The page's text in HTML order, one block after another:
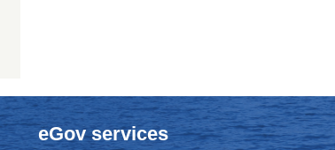
eGov services